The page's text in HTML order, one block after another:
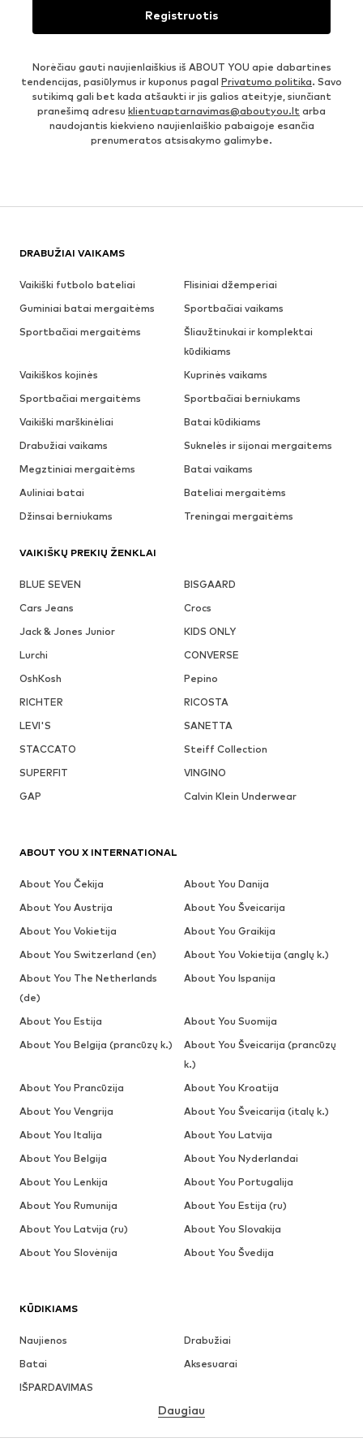
Registruotis
Norėčiau gauti naujienlaiškius iš ABOUT YOU apie dabartines
tendencijas, pasiūlymus ir kuponus pagal Privatumo politika. Savo
sutikimą gali bet kada atšaukti ir jis galios ateityje, siunčiant
pranešimą adresu klientuaptarnavimas@aboutyou.lt arba
naudojantis kiekvieno naujienlaiškio pabaigoje esančia
prenumeratos atsisakymo galimybe.
DRABUŽIAI VAIKAMS
Vaikiški futbolo bateliai
Flisiniai džemperiai
Guminiai batai mergaitėms
Sportbačiai vaikams
Sportbačiai mergaitėms
Šliaužtinukai ir komplektai
kūdikiams
Vaikiškos kojinės
Kuprinės vaikams
Sportbačiai mergaitėms
Sportbačiai berniukams
Vaikiški marškinėliai
Batai kūdikiams
Drabužiai vaikams
Suknelės ir sijonai mergaitems
Megztiniai mergaitėms
Batai vaikams
Auliniai batai
Bateliai mergaitėms
Džinsai berniukams
Treningai mergaitėms
VAIKIŠKŲ PREKIŲ ŽENKLAI
BLUE SEVEN
BISGAARD
Cars Jeans
Crocs
Jack & Jones Junior
KIDS ONLY
Lurchi
CONVERSE
OshKosh
Pepino
RICHTER
RICOSTA
LEVI'S
SANETTA
STACCATO
Steiff Collection
SUPERFIT
VINGINO
GAP
Calvin Klein Underwear
KŪDIKIAMS
Naujienos
Drabužiai
Batai
Aksesuarai
IŠPARDAVIMAS
Daugiau
ABOUT YOU X INTERNATIONAL
About You Čekija
About You Danija
About You Austrija
About You Šveicarija
About You Vokietija
About You Graikija
About You Switzerland (en)
About You Vokietija (anglų k.)
About You The Netherlands
(de)
About You Ispanija
About You Estija
About You Suomija
About You Belgija (prancūzų k.)
About You Šveicarija (prancūzų
k.)
About You Prancūzija
About You Kroatija
About You Vengrija
About You Šveicarija (italų k.)
About You Italija
About You Latvija
About You Belgija
About You Nyderlandai
About You Lenkija
About You Portugalija
About You Rumunija
About You Estija (ru)
About You Latvija (ru)
About You Slovakija
About You Slovėnija
About You Švedija